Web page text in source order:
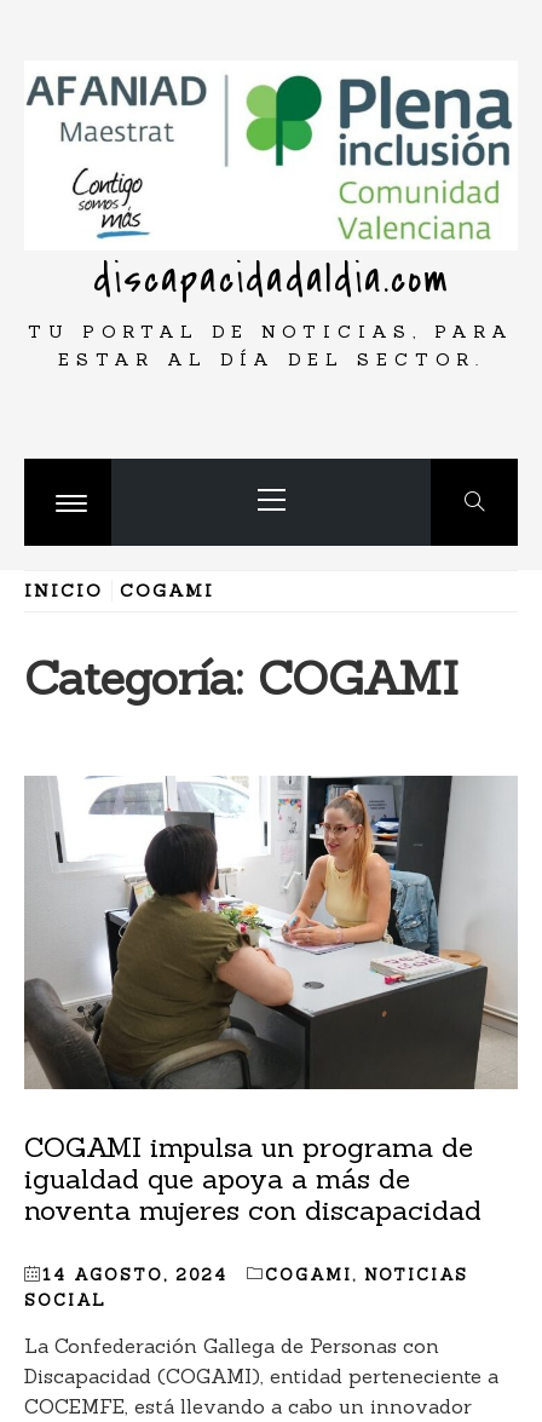
contenido
discapacidadaldia.com
TU PORTAL DE NOTICIAS, PARA
ESTAR AL DÍA DEL SECTOR.
Cambiar
principal
INICIO COGAMI
Categoría: COGAMI
COGAMI impulsa un programa de
igualdad que apoya a más de
noventa mujeres con discapacidad
14 AGOSTO, 2024 COGAMI, NOTICIAS
SOCIAL
La Confederación Gallega de Personas con
Discapacidad (COGAMI), entidad perteneciente a
COCEMFE, está llevando a cabo un innovador